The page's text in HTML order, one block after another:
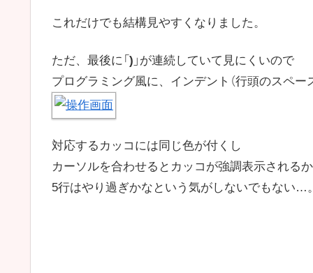
これだけでも結構見やすくなりました。
ただ、最後に「 ) 」が連続していて見にくいので
プログラミング風に、インデント（行頭のスペー
対応するカッコには同じ色が付くし
カーソルを合わせるとカッコが強調表示される
5行はやり過ぎかなという気がしないでもない…